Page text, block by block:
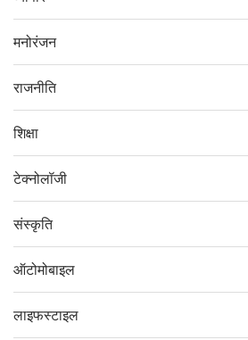
मनोरंजन
राजनीति
शिक्षा
टेक्नोलॉजी
संस्कृति
ऑटोमोबाइल
लाइफस्टाइल